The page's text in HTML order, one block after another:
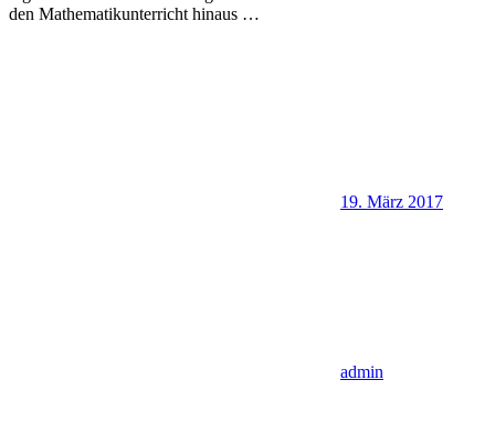
den Mathematikunterricht hinaus …
19. März 2017
admin